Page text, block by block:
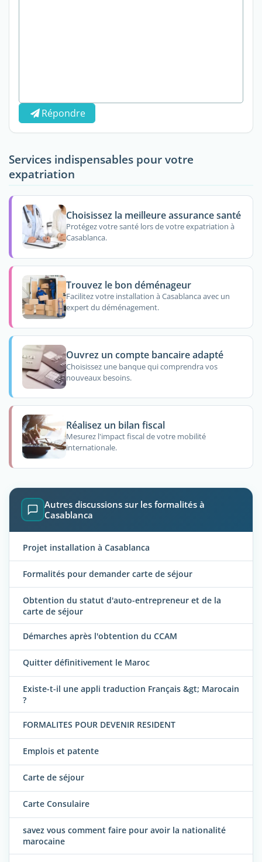
Répondre
Services indispensables pour votre
expatriation
Choisissez la meilleure assurance santé
Protégez votre santé lors de votre expatriation à
Casablanca.
Trouvez le bon déménageur
Facilitez votre installation à Casablanca avec un
expert du déménagement.
Ouvrez un compte bancaire adapté
Choisissez une banque qui comprendra vos
nouveaux besoins.
Réalisez un bilan fiscal
Mesurez l'impact fiscal de votre mobilité
internationale.
Autres discussions sur les formalités à
Casablanca
Projet installation à Casablanca
Formalités pour demander carte de séjour
Obtention du statut d'auto-entrepreneur et de la
carte de séjour
Démarches après l'obtention du CCAM
Quitter définitivement le Maroc
Existe-t-il une appli traduction Français &gt; Marocain
?
FORMALITES POUR DEVENIR RESIDENT
Emplois et patente
Carte de séjour
Carte Consulaire
savez vous comment faire pour avoir la nationalité
marocaine